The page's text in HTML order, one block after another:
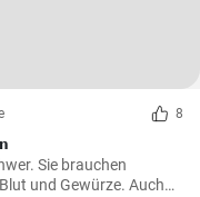
8
Sie brauchen
und Gewürze. Auch